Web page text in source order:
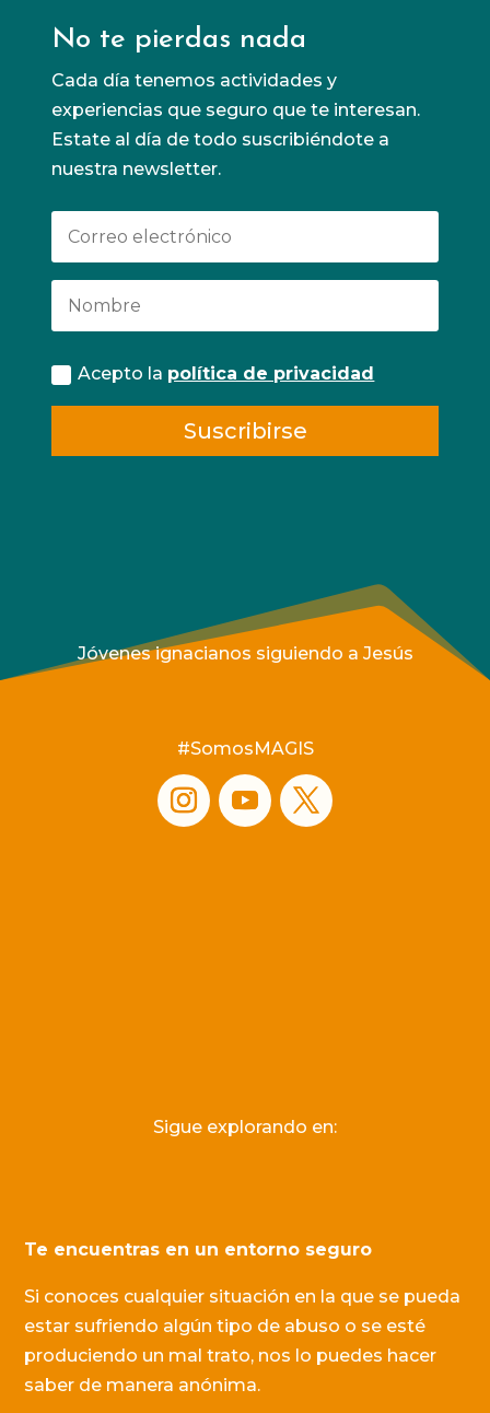
No te pierdas nada
Cada día tenemos actividades y
experiencias que seguro que te interesan.
Estate al día de todo suscribiéndote a
nuestra newsletter.
Acepto la política de privacidad
Suscribirse
Jóvenes ignacianos siguiendo a Jesús
#SomosMAGIS
Sigue explorando en:
Te encuentras en un entorno seguro
Si conoces cualquier situación en la que se pueda
estar sufriendo algún tipo de abuso o se esté
produciendo un mal trato, nos lo puedes hacer
saber de manera anónima.